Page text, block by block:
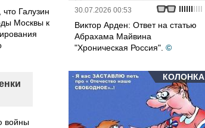
Галузин
Москвы к
войны
30.07.2026 00:53
Виктор Арден: Ответ на статью
Абрахама Майвина
"Хроническая Россия". ©
КОЛОНКА